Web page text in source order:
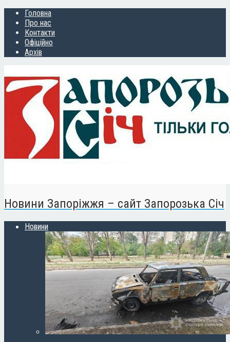
Головна
Про нас
Контакти
Офіційно
Архів
Новини Запоріжжя – сайт Запорозька Січ
Новини